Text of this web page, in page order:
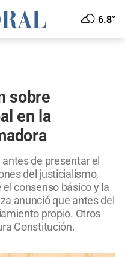
6.8°
sobre
en la
de presentar el
del justicialismo,
consenso básico y la
anunció que antes del
propio. Otros
Constitución.